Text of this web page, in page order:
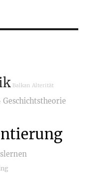
Balkan Alterität
Geschichtstheorie